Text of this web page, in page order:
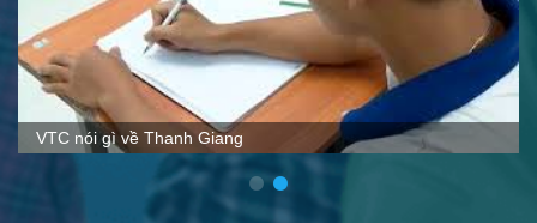
VTC nói gì về Thanh Giang